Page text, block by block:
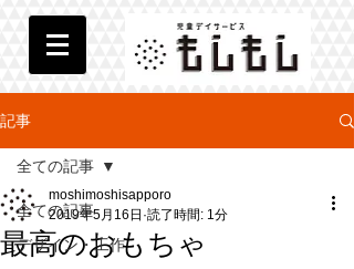
記事
全ての記事
デザイン・工作
全ての記事
最高のおもちゃ
moshimoshisapporo
2019年5月16日 読了時間: 1分